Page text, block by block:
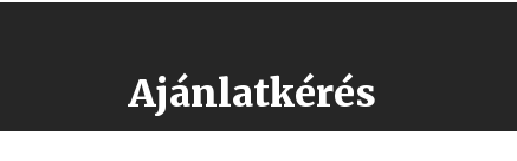
Ajánlatkérés